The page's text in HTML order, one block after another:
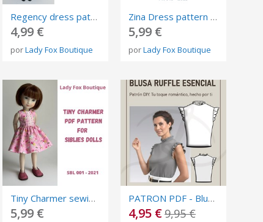
Regency dress pattern for Barbie Made to Move
4,99 €
porLady Fox Boutique
Zina Dress pattern for Paola Reina dolls
5,99 €
porLady Fox Boutique
Tiny Charmer sewing dress pattern for Siblies dolls
5,99 €
PATRON PDF - Blusa Ruffle Esencial - Multitallas - Nivel fácil
4,95 €9,95 €